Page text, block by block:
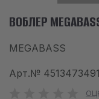
info@waves.bg
ВОБЛЕР
MEGABASS
Арт.№